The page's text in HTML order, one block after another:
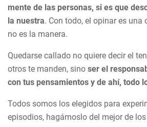
mente de las personas, si es que
la nuestra. Con todo, el opinar es una
no es la manera.
Quedarse callado no quiere decir el
otros te manden, sino ser el
con tus pensamientos y de ahí, todo
Todos somos los elegidos para
episodios, hagámoslo del mejor de